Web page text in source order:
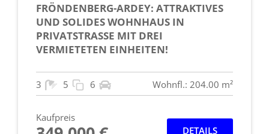
FRÖNDENBERG-ARDEY: ATTRAKTIVES
UND SOLIDES WOHNHAUS IN
PRIVATSTRASSE MIT DREI V
ERMIETETEN EINHEITEN!
3 5 6 Wohnfl.: 204.00 m²
Kaufpreis
DETAILS